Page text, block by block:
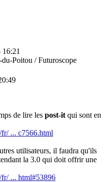
du-Poitou / Futuroscope
de lire les post-it qui sont en
fr/ ... c7566.html
utilisateurs, il faudra qu'ils
la 3.0 qui doit offrir une
fr/ ... html#53896